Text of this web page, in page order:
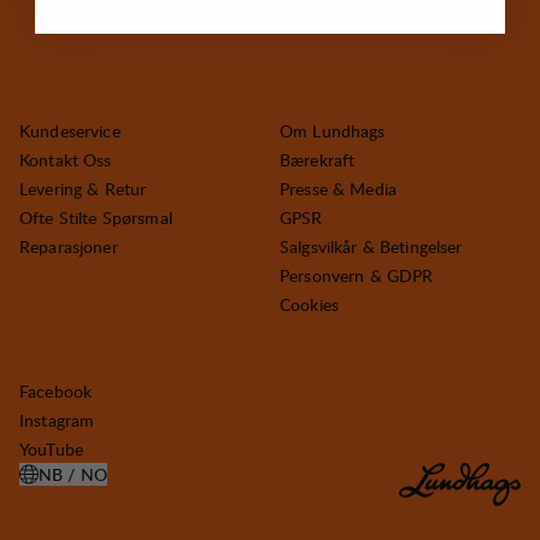
Kundeservice
Kontakt Oss
Levering & Retur
Ofte Stilte Spørsmal
Reparasjoner
Om Lundhags
Bærekraft
Presse & Media
GPSR
Salgsvilkår & Betingelser
Personvern & GDPR
Cookies
Facebook
Instagram
YouTube
NB / NO
ÅPNE VELG LAND